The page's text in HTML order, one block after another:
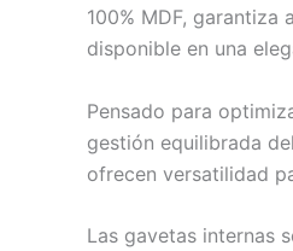
100% MDF,
disponible en una
Pensado para
gestión equilibrada
ofrecen versatilidad
Las gavetas internas